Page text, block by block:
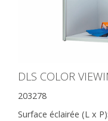
DLS COLOR
203278
Surface éclairée (L x P):